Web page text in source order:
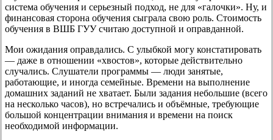
система обучения и серьезный подход, не для «галочки». Ну, и
финансовая сторона обучения сыграла свою роль. Стоимость
обучения в ВШБ ГУУ считаю доступной и оправданной.
Мои ожидания оправдались. С улыбкой могу констатировать
— даже в отношении «хвостов», которые действительно
случались. Слушатели программы — люди занятые,
работающие, и иногда семейные. Времени на выполнение
домашних заданий не хватает. Были задания небольшие (всего
на несколько часов), но встречались и объёмные, требующие
большой концентрации внимания и времени на поиск
необходимой информации.